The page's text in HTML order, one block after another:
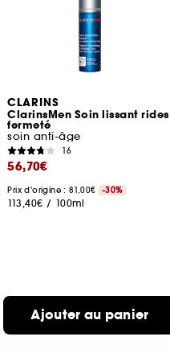
CLARINS
ClarinsMen Soin lissant rides
fermeté
soin anti-âge
16
56,70€
Prix d'origine : 81,00€ -30%
113,40€ / 100ml
Ajouter au panier